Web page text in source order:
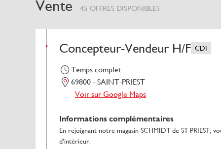
Vente 45 OFFRES DISPONIBLES
Concepteur-Vendeur H/F CDI
Temps complet
69800 - SAINT-PRIEST
Voir sur Google Maps
Informations complémentaires
En rejoignant notre magasin SCHMIDT de ST PRIEST,
d’intérieur.